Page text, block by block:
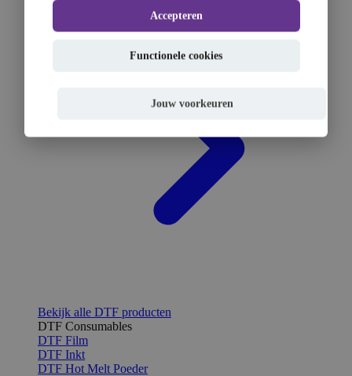
Bekijk alle DTF producten
DTF Consumables
DTF Film
DTF Inkt
DTF Hot Melt Poeder
Accepteren
Functionele cookies
Jouw voorkeuren